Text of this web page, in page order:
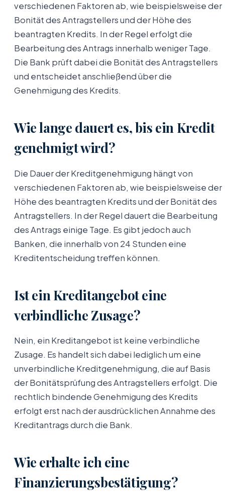
verschiedenen Faktoren ab, wie beispielsweise der
Bonität des Antragstellers und der Höhe des
beantragten Kredits. In der Regel erfolgt die
Bearbeitung des Antrags innerhalb weniger Tage.
Die Bank prüft dabei die Bonität des Antragstellers
und entscheidet anschließend über die
Genehmigung des Kredits.
Wie lange dauert es, bis ein Kredit
genehmigt wird?
Die Dauer der Kreditgenehmigung hängt von
verschiedenen Faktoren ab, wie beispielsweise der
Höhe des beantragten Kredits und der Bonität des
Antragstellers. In der Regel dauert die Bearbeitung
des Antrags einige Tage. Es gibt jedoch auch
Banken, die innerhalb von 24 Stunden eine
Kreditentscheidung treffen können.
Ist ein Kreditangebot eine
verbindliche Zusage?
Nein, ein Kreditangebot ist keine verbindliche
Zusage. Es handelt sich dabei lediglich um eine
unverbindliche Kreditgenehmigung, die auf Basis
der Bonitätsprüfung des Antragstellers erfolgt. Die
rechtlich bindende Genehmigung des Kredits
erfolgt erst nach der ausdrücklichen Annahme des
Kreditantrags durch die Bank.
Wie erhalte ich eine
Finanzierungsbestätigung?